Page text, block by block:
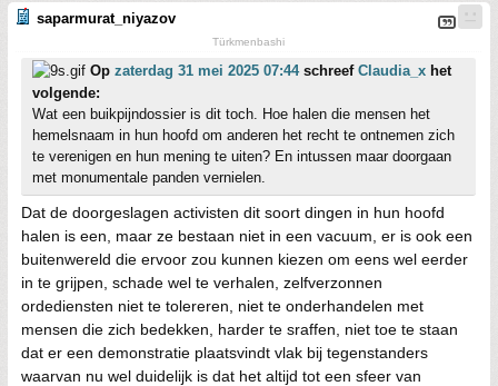
saparmurat_niyazov
Türkmenbashi
Op zaterdag 31 mei 2025 07:44schreef Claudia_x het
volgende:
Wat een buikpijndossier is dit toch. Hoe halen die mensen het
hemelsnaam in hun hoofd om anderen het recht te ontnemen zich
te verenigen en hun mening te uiten? En intussen maar doorgaan
met monumentale panden vernielen.
Dat de doorgeslagen activisten dit soort dingen in hun hoofd
halen is een, maar ze bestaan niet in een vacuum, er is ook een
buitenwereld die ervoor zou kunnen kiezen om eens wel eerder
in te grijpen, schade wel te verhalen, zelfverzonnen
ordediensten niet te tolereren, niet te onderhandelen met
mensen die zich bedekken, harder te sraffen, niet toe te staan
dat er een demonstratie plaatsvindt vlak bij tegenstanders
waarvan nu wel duidelijk is dat het altijd tot een sfeer van